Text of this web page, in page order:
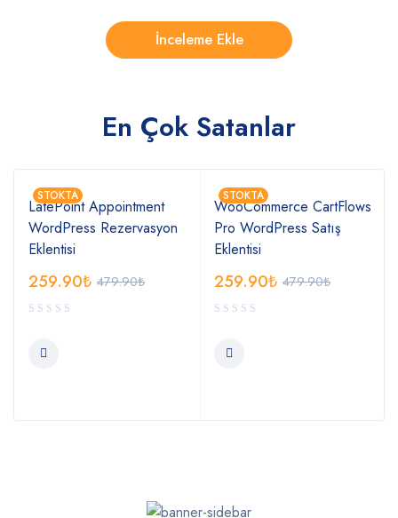
En Çok Satanlar
STOKTA
LatePoint Appointment
WordPress Rezervasyon
Eklentisi
479.90₺
259.90₺
STOKTA
WooCommerce CartFlows
Pro WordPress Satış
Eklentisi
479.90₺
259.90₺